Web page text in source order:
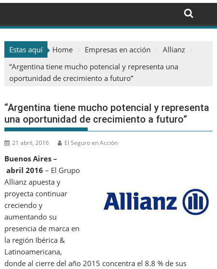
Estas aquí Home Empresas en acción
Allianz
“Argentina tiene mucho potencial y representa una
oportunidad de crecimiento a futuro”
“Argentina tiene mucho potencial y representa
una oportunidad de crecimiento a futuro”
21 abril, 2016 El Seguro en Acción
Buenos Aires –
abril 2016– El Grupo
Allianz apuesta y
proyecta continuar
creciendo y
aumentando su
presencia de marca en
la región Ibérica &
Latinoamericana,
donde al cierre del año 2015 concentra el 8.8 % de sus